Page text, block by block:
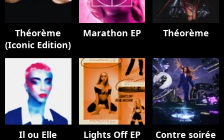
Théorème
(Iconic Edition)
Marathon EP Théorème
Il ou Elle
Lights Off EP
Contre soirée